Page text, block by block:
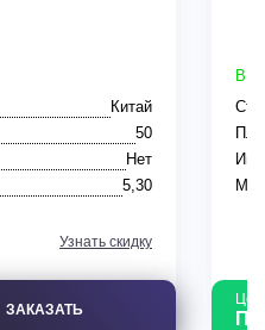
Китай
50
Нет
5,30
Узнать скидку
ЗАКАЗАТЬ
В
По